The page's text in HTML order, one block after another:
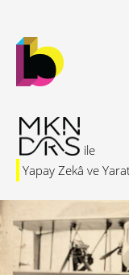
Yapay Zekâ ve